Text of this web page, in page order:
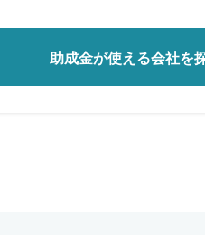
助成金が使える会社を